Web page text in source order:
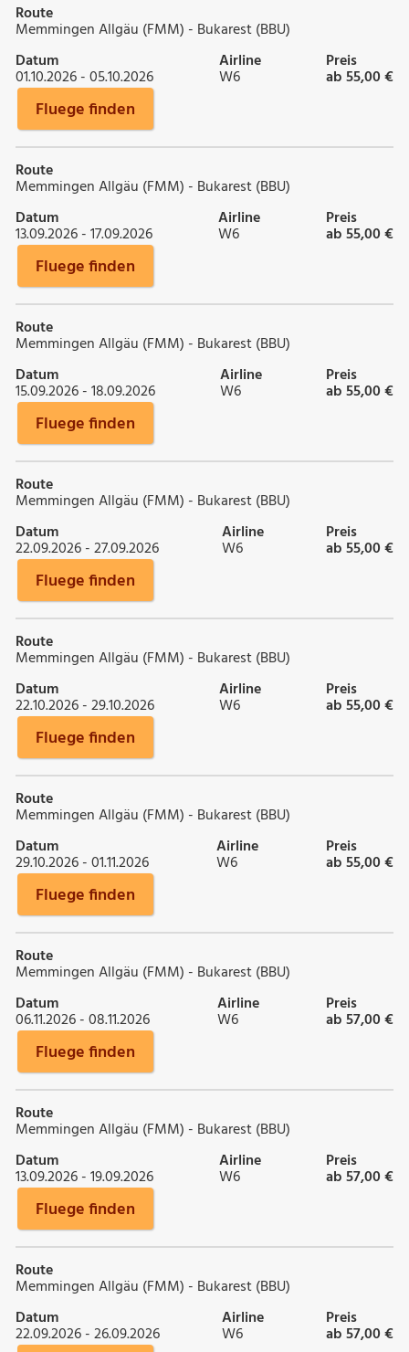
Route
Memmingen Allgäu (FMM) - Bukarest (BBU)
Datum
01.10.2026 - 05.10.2026
Airline
W6
Preis
ab 55,00 €
Fluege finden
Route
Memmingen Allgäu (FMM) - Bukarest (BBU)
Datum
13.09.2026 - 17.09.2026
Airline
W6
Preis
ab 55,00 €
Fluege finden
Route
Memmingen Allgäu (FMM) - Bukarest (BBU)
Datum
15.09.2026 - 18.09.2026
Airline
W6
Preis
ab 55,00 €
Fluege finden
Route
Memmingen Allgäu (FMM) - Bukarest (BBU)
Datum
22.09.2026 - 27.09.2026
Airline
W6
Preis
ab 55,00 €
Fluege finden
Route
Memmingen Allgäu (FMM) - Bukarest (BBU)
Datum
22.10.2026 - 29.10.2026
Airline
W6
Preis
ab 55,00 €
Fluege finden
Route
Memmingen Allgäu (FMM) - Bukarest (BBU)
Datum
29.10.2026 - 01.11.2026
Airline
W6
Preis
ab 55,00 €
Fluege finden
Route
Memmingen Allgäu (FMM) - Bukarest (BBU)
Datum
06.11.2026 - 08.11.2026
Airline
W6
Preis
ab 57,00 €
Fluege finden
Route
Memmingen Allgäu (FMM) - Bukarest (BBU)
Datum
13.09.2026 - 19.09.2026
Airline
W6
Preis
ab 57,00 €
Fluege finden
Route
Memmingen Allgäu (FMM) - Bukarest (BBU)
Datum
22.09.2026 - 26.09.2026
Airline
W6
Preis
ab 57,00 €